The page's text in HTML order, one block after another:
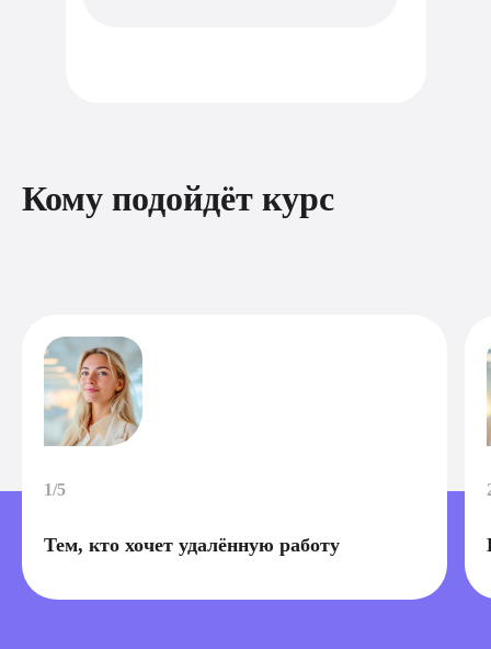
Кому подойдёт курс
1/5
Тем, кто хочет удалённую работу